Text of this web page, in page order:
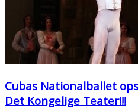
Cubas Nationalballet
Det Kongelige Teater!!!